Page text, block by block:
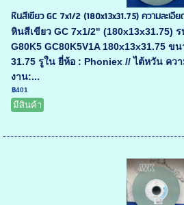
หินสีเขียว GC 7x1/2 (180x13x31.75) ความละเอี
หินสีเขียว GC 7x1/2" (180x13x31.75)
G80K5 GC80K5V1A 180x13x31.75 ข
31.75 รูใน ยี่ห้อ : Phoniex // ไต้หวัน คว
งาน:...
฿401
มีสินค้า